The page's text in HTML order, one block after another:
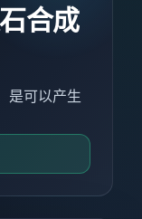
合成
是可以产生